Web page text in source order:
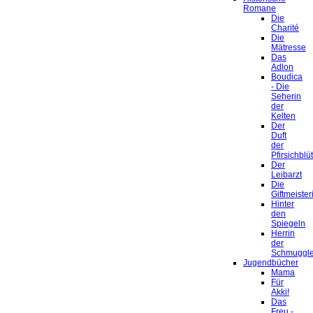
Romane
Die
Charité
Die
Mätresse
Das
Adlon
Boudica
- Die
Seherin
der
Kelten
Der
Duft
der
Der
Leibarzt
Die
Hinter
den
Spiegeln
Herrin
der
Jugendbücher
Mama
Für
Akki!
Das